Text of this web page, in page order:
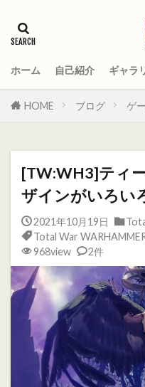
ホーム 自己紹介 ギャラ
HOME ブログ ゲ
[TW:WH3]ティ
ザインがいろい
2021年10月19日
Total War
968view
2件
Total War
Total War
Warhammer 40
ウォーハンマー
オールドワールド
キャラ紹介
ケ
ティーンチ
トゥームキング
ビーストマン
ホブゴブリン
リザードマン
初心者
初心者向